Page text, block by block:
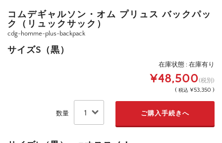
コムデギャルソン・オム プリュス バックパッ
ク（リュックサック）
cdg-homme-plus-backpack
サイズS（黒）
在庫状態 : 在庫有り
¥48,500(税別)
( 税込 ¥53,350 )
数量